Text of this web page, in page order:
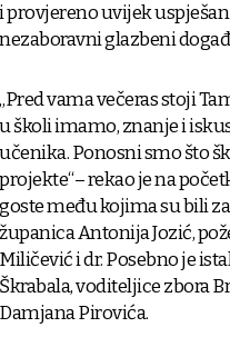
i provjereno uvijek
nezaboravni glazbeni
„Pred vama večeras stoji
u školi imamo, znanje i
učenika. Ponosni smo što
projekte“– rekao je na
goste među kojima su bili
županica Antonija Jozić,
Miličević i dr. Posebno je
Škrabala, voditeljice zbora
Damjana Pirovića.